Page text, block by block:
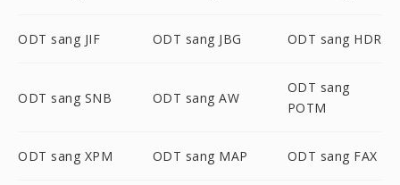
ODT sang JIF ODT sang JBG ODT sang HDR
ODT sang SNB ODT sang AW
ODT sang
POTM
ODT sang XPM ODT sang MAP ODT sang FAX